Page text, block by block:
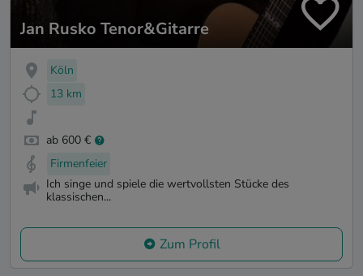
Jan Rusko Tenor&Gitarre
Köln
13 km
ab 600 €
Firmenfeier
Ich singe und spiele die wertvollsten Stücke des
klassischen...
Zum Profil